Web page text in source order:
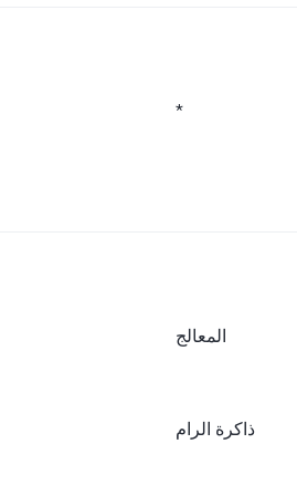
*
المعالج
ذاكرة الرام